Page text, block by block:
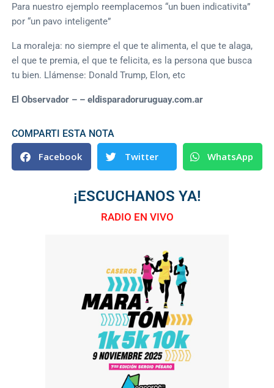
Para nuestro ejemplo reemplacemos “un buen indicativita”
por “un pavo inteligente”
La moraleja: no siempre el que te alimenta, el que te alaga,
el que te premia, el que te felicita, es la persona que busca
tu bien. Llámense: Donald Trump, Elon, etc
El Observador – – eldisparadoruruguay.com.ar
COMPARTI ESTA NOTA
Facebook Twitter WhatsApp
¡ESCUCHANOS YA!
RADIO EN VIVO